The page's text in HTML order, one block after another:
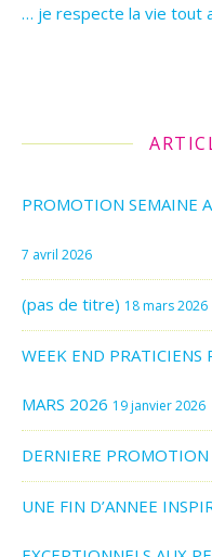
… je respecte la vie tout
PROMOTION SEMAINE
7 avril 2026
(pas de titre) 18 mars 2026
WEEK END
MARS 2026 19 janvier 2026
DERNIERE PROMOTION
UNE FIN D’ANNEE